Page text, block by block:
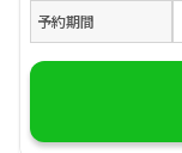
予約期間